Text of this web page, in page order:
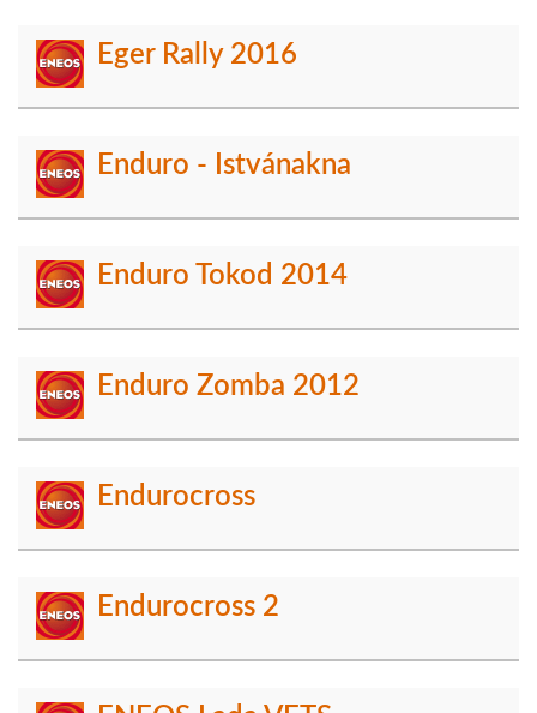
Eger Rally 2016
Enduro - Istvánakna
Enduro Tokod 2014
Enduro Zomba 2012
Endurocross
Endurocross 2